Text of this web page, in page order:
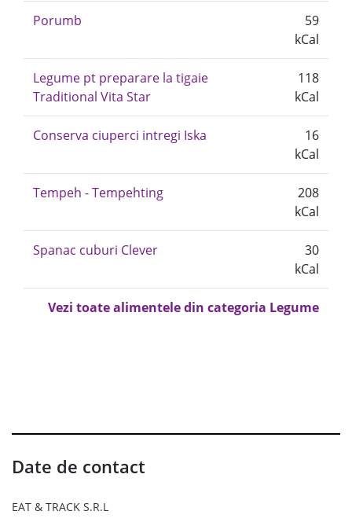
Porumb
59
kCal
Legume pt preparare la tigaie
Traditional Vita Star
118
kCal
Conserva ciuperci intregi Iska
16
kCal
Tempeh - Tempehting
208
kCal
Spanac cuburi Clever
30
kCal
Vezi toate alimentele din categoria Legume
Date de contact
EAT & TRACK S.R.L